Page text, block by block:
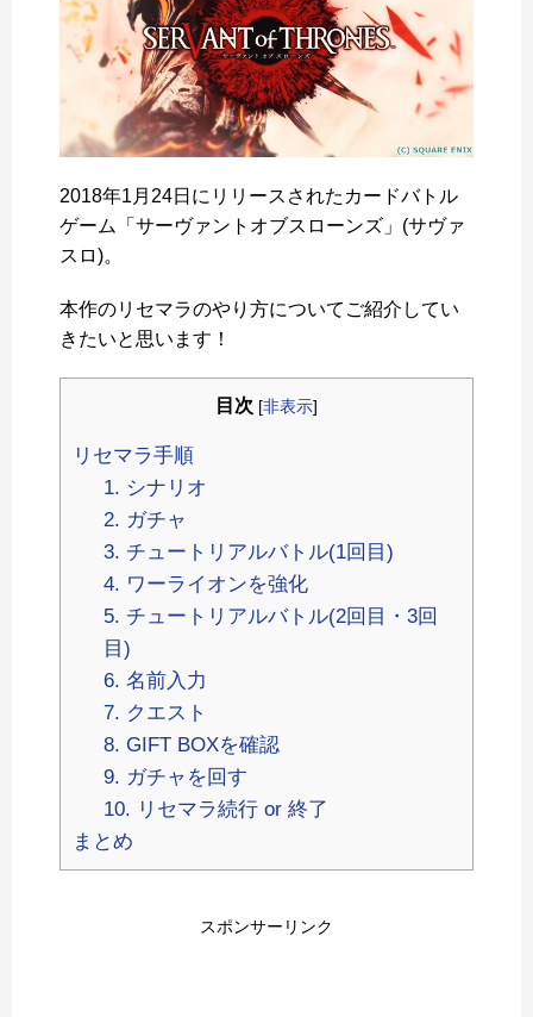
2018年1月24日にリリースされたカードバトル
ゲーム「サーヴァントオブスローンズ」(サヴァ
スロ)。
本作のリセマラのやり方についてご紹介してい
きたいと思います！
目次 [非表示]
リセマラ手順
1. シナリオ
2. ガチャ
3. チュートリアルバトル(1回目)
4. ワーライオンを強化
5. チュートリアルバトル(2回目・3回
目)
6. 名前入力
7. クエスト
8. GIFT BOXを確認
9. ガチャを回す
10. リセマラ続行 or 終了
まとめ
スポンサーリンク